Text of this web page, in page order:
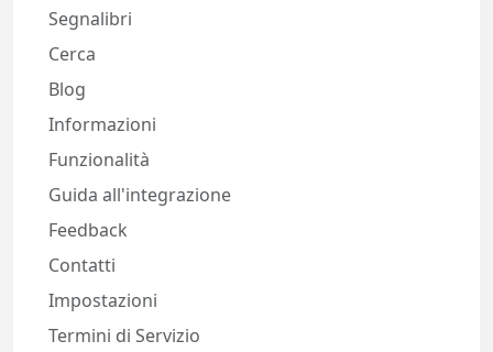
Segnalibri
Cerca
Blog
Informazioni
Funzionalità
Guida all'integrazione
Feedback
Contatti
Impostazioni
Termini di Servizio